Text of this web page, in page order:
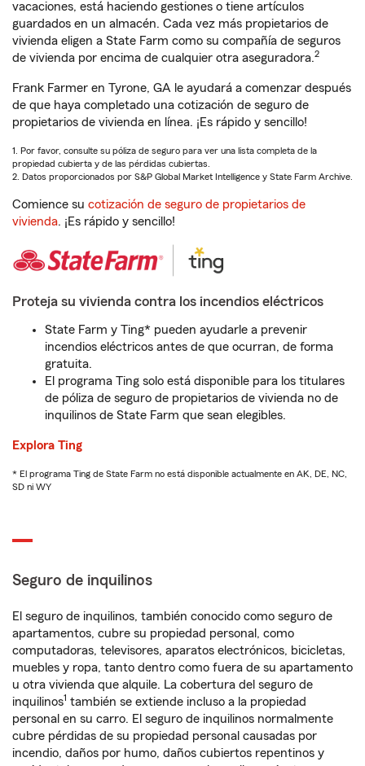
vacaciones, está haciendo gestiones o tiene artículos
guardados en un almacén. Cada vez más propietarios de
vivienda eligen a State Farm como su compañía de seguros
de vivienda por encima de cualquier otra aseguradora.2
Frank Farmer en Tyrone, GA le ayudará a comenzar después
de que haya completado una cotización de seguro de
propietarios de vivienda en línea. ¡Es rápido y sencillo!
1. Por favor, consulte su póliza de seguro para ver una lista completa de la
propiedad cubierta y de las pérdidas cubiertas.
2. Datos proporcionados por S&P Global Market Intelligence y State Farm Archive.
Comience su cotización de seguro de propietarios de
vivienda. ¡Es rápido y sencillo!
Proteja su vivienda contra los incendios eléctricos
State Farm y Ting* pueden ayudarle a prevenir
incendios eléctricos antes de que ocurran, de forma
gratuita.
El programa Ting solo está disponible para los titulares
de póliza de seguro de propietarios de vivienda no de
inquilinos de State Farm que sean elegibles.
Explora Ting
* El programa Ting de State Farm no está disponible actualmente en AK, DE, NC,
SD ni WY
Seguro de inquilinos
El seguro de inquilinos, también conocido como seguro de
apartamentos, cubre su propiedad personal, como
computadoras, televisores, aparatos electrónicos, bicicletas,
muebles y ropa, tanto dentro como fuera de su apartamento
u otra vivienda que alquile. La cobertura del seguro de
inquilinos1 también se extiende incluso a la propiedad
personal en su carro. El seguro de inquilinos normalmente
cubre pérdidas de su propiedad personal causadas por
incendio, daños por humo, daños cubiertos repentinos y